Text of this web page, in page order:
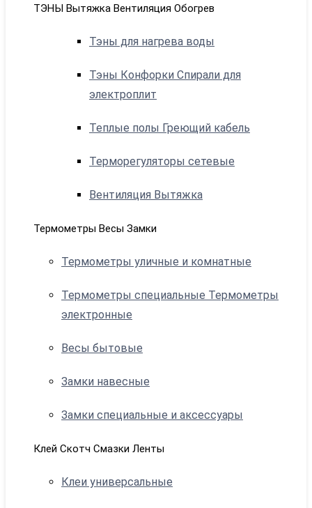
ТЭНЫ Вытяжка Вентиляция Обогрев
Тэны для нагрева воды
Тэны Конфорки Спирали для
электроплит
Теплые полы Греющий кабель
Терморегуляторы сетевые
Вентиляция Вытяжка
Термометры Весы Замки
Термометры уличные и комнатные
Термометры специальные Термометры
электронные
Весы бытовые
Замки навесные
Замки специальные и аксессуары
Клей Скотч Смазки Ленты
Клеи универсальные